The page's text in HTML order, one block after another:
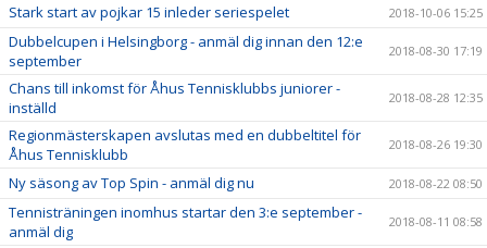
Stark start av pojkar 15 inleder seriespelet 2018-10-06 15:25
Dubbelcupen i Helsingborg - anmäl dig innan den 12:e
september
2018-08-30 17:19
Chans till inkomst för Åhus Tennisklubbs juniorer -
inställd
2018-08-28 12:35
Regionmästerskapen avslutas med en dubbeltitel för
Åhus Tennisklubb
2018-08-26 19:30
Ny säsong av Top Spin - anmäl dig nu 2018-08-22 08:50
Tennisträningen inomhus startar den 3:e september -
anmäl dig
2018-08-11 08:58